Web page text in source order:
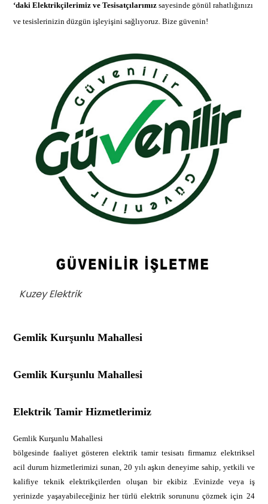
‘daki Elektrikçilerimiz ve Tesisatçılarımızsayesinde gönül rahatlığınızı
ve tesislerinizin düzgün işleyişini sağlıyoruz. Bize güvenin!
Kuzey Elektrik
Gemlik Kurşunlu Mahallesi
Gemlik Kurşunlu Mahallesi
Elektrik Tamir Hizmetlerimiz
Gemlik Kurşunlu Mahallesi
bölgesinde faaliyet gösteren elektrik tamir tesisatı firmamız elektriksel
acil durum hizmetlerimizi sunan, 20 yılı aşkın deneyime sahip, yetkili ve
kalifiye teknik elektrikçilerden oluşan bir ekibiz .Evinizde veya iş
yerinizde yaşayabileceğiniz her türlü elektrik sorununu çözmek için 24